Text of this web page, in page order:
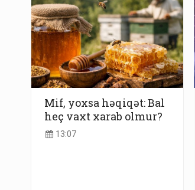
Mif, yoxsa həqiqət: Bal
heç vaxt xarab olmur?
13:07